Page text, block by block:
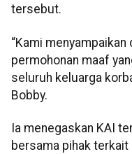
tersebut.
“Kami
permohonan maaf
seluruh keluarga
Bobby.
Ia menegaskan KAI
bersama pihak terkait